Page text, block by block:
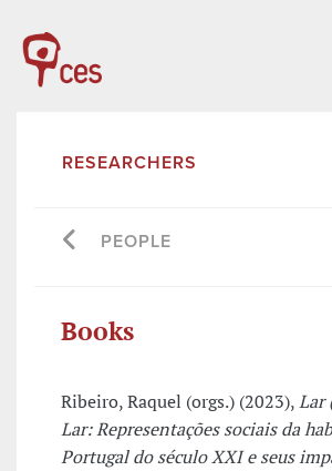
RESEARCHERS
PEOPLE
Books
Ribeiro, Raquel (orgs.) (2023),Lar
Lar: Representações sociais da
Portugal do século XXI e seus